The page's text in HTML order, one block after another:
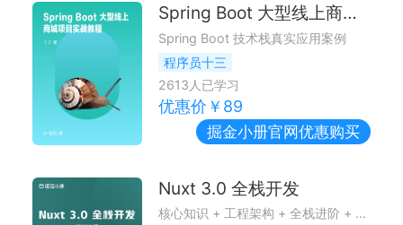
Spring Boot 大型线上商城项目实战教程
Spring Boot 技术栈真实应用案例
程序员十三
2613 人已学习
优惠价￥ 89
掘金小册官网优惠购买
Nuxt 3.0 全栈开发
核心知识 + 工程架构 + 全栈进阶 + 项目实战，快速精通 Nuxt3 开发！